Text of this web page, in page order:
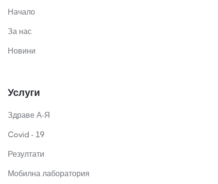
Начало
За нас
Новини
Услуги
Здраве А-Я
Covid - 19
Резултати
Мобилна лаборатория